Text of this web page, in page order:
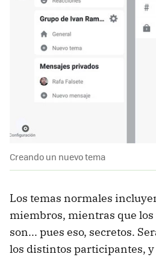
Creando un nuevo tema
Los temas normales
miembros, mientras que los
son... pues eso, secretos.
los distintos participantes, y